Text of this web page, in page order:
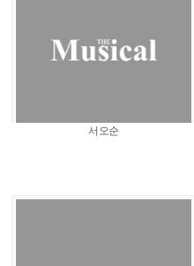
서오순